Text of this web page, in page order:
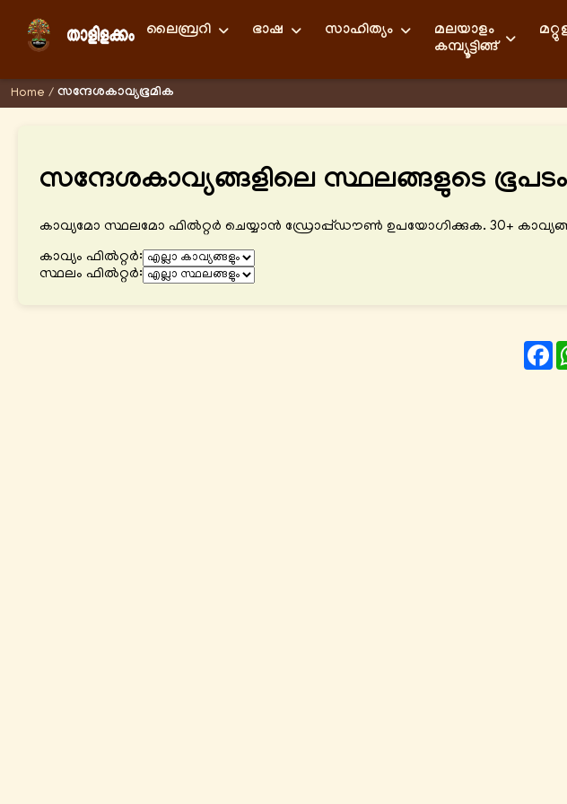
ലൈബ്രറി ഭാഷ സാഹിത്യം
മലയാളം
കമ്പ്യൂട്ടിങ്ങ്
Home / സന്ദേശകാവ്യഭൂമിക
സന്ദേശകാവ്യങ്ങളിലെ സ്ഥലങ്ങളുടെ ഭൂപടം
കാവ്യമോ സ്ഥലമോ ഫിൽറ്റർ ചെയ്യാൻ ഡ്രോപ്പ്ഡൗൺ ഉപയോഗിക്കുക. 30+
കാവ്യം ഫിൽറ്റർ:
സ്ഥലം ഫിൽറ്റർ: